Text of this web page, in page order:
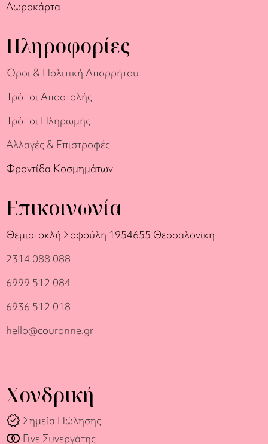
Δωροκάρτα
Πληροφορίες
Όροι & Πολιτική Απορρήτου
Τρόποι Αποστολής
Τρόποι Πληρωμής
Αλλαγές & Επιστροφές
Φροντίδα Κοσμημάτων
Επικοινωνία
Θεμιστοκλή Σοφούλη 1954655 Θεσσαλονίκη
2314 088 088
6999 512 084
6936 512 018
hello@couronne.gr
Χονδρική
verified Σημεία Πώλησης
join_full Γίνε Συνεργάτης